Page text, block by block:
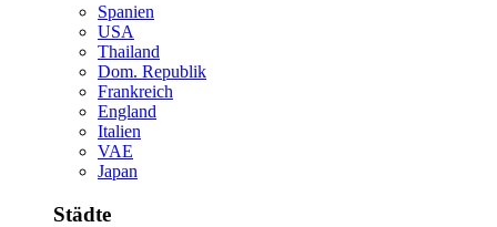
Spanien
USA
Thailand
Dom. Republik
Frankreich
England
Italien
VAE
Japan
Städte